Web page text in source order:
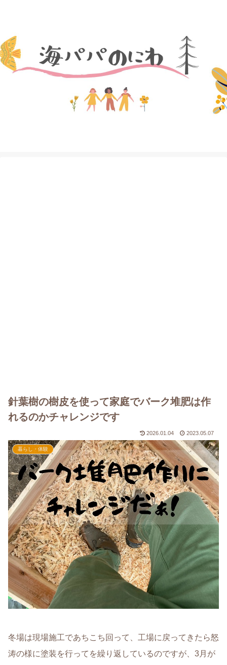
針葉樹の樹皮を使って家庭でバーク堆肥は作
れるのかチャレンジです
2026.01.04 2023.05.07
暮らし・体験
冬場は現場施工であちこち回って、工場に戻ってきたら怒
涛の様に塗装を行ってを繰り返しているのですが、3月が